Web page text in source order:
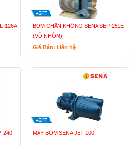
126A
BƠM CHÂN KHÔNG SENA SEP-251E
(VỎ NHÔM)
Giá Bán: Liên hệ
240
MÁY BƠM SENA JET-100